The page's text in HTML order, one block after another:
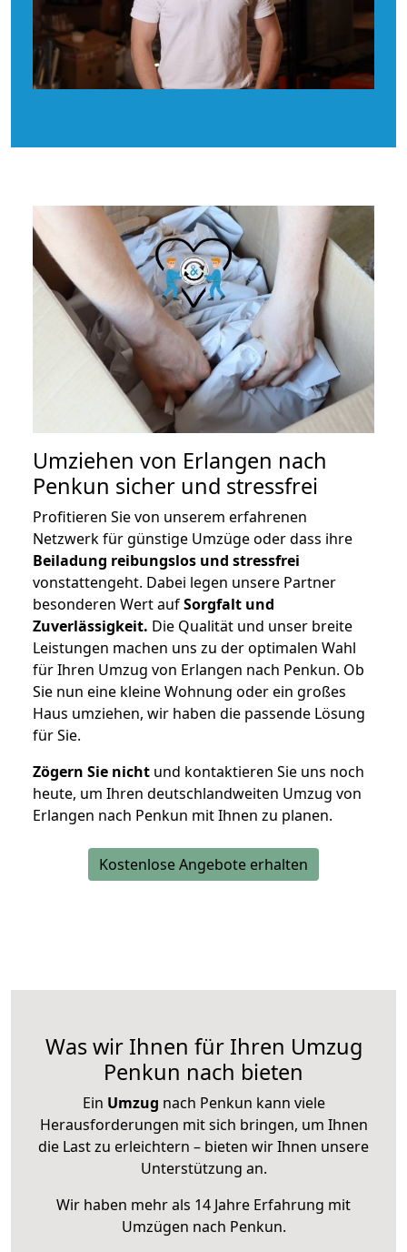
Umziehen von Erlangen nach
Penkun sicher und stressfrei
Profitieren Sie von unserem erfahrenen
Netzwerk für günstige Umzüge oder dass ihre
Beiladung reibungslos und stressfrei
vonstattengeht. Dabei legen unsere Partner
besonderen Wert aufSorgfalt und
Zuverlässigkeit. Die Qualität und unser breite
Leistungen machen uns zu der optimalen Wahl
für Ihren Umzug von Erlangen nach Penkun. Ob
Sie nun eine kleine Wohnung oder ein großes
Haus umziehen, wir haben die passende Lösung
für Sie.
Zögern Sie nicht und kontaktieren Sie uns noch
heute, um Ihren deutschlandweiten Umzug von
Erlangen nach Penkun mit Ihnen zu planen.
Kostenlose Angebote erhalten
Was wir Ihnen für Ihren Umzug
Penkun nach bieten
Ein Umzug nach Penkun kann viele
Herausforderungen mit sich bringen, um Ihnen
die Last zu erleichtern – bieten wir Ihnen unsere
Unterstützung an.
Wir haben mehr als 14 Jahre Erfahrung mit
Umzügen nach Penkun.